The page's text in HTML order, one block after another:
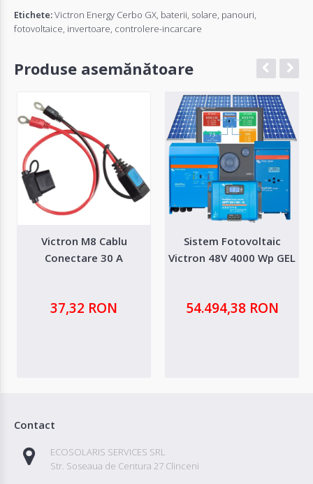
Etichete:Victron Energy Cerbo GX baterii solare panouri
fotovoltaice invertoare controlere-incarcare
Produse asemănătoare
Victron M8 Cablu
Conectare 30 A
37,32 RON
Sistem Fotovoltaic
Victron 48V 4000 Wp GEL
54.494,38 RON
Contact
ECOSOLARIS SERVICES SRL
Str. Soseaua de Centura 27 Clinceni